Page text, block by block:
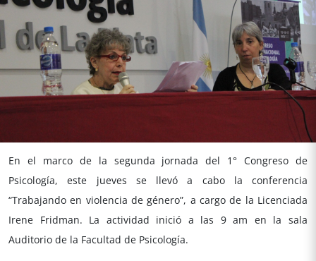
En el marco de la segunda jornada del 1° Congreso de
Psicología, este jueves se llevó a cabo la conferencia
“Trabajando en violencia de género”, a cargo de la Licenciada
Irene Fridman. La actividad inició a las 9 am en la sala
Auditorio de la Facultad de Psicología.